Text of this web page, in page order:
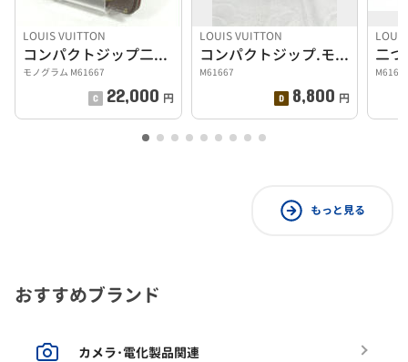
LOUIS VUITTON
コンパクトジップ二つ折り財布
モノグラム M61667
22,000 円
LOUIS VUITTON
コンパクトジップ.モノグラム/二つ折り財布
M61667
8,800 円
二
もっと見る
おすすめブランド
カメラ･電化製品関連